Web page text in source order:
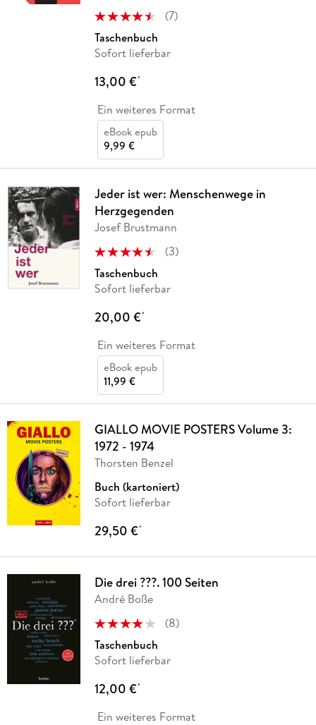
(7)
Taschenbuch
Sofort lieferbar
13,00 €*
Ein weiteres Format
eBook epub
9,99 €
Jeder ist wer: Menschenwege in
Herzgegenden
Josef Brustmann
(3)
Taschenbuch
Sofort lieferbar
20,00 €*
Ein weiteres Format
eBook epub
11,99 €
GIALLO MOVIE POSTERS Volume 3:
1972 - 1974
Thorsten Benzel
Buch (kartoniert)
Sofort lieferbar
29,50 €*
Die drei ???. 100 Seiten
André Boße
(8)
Taschenbuch
Sofort lieferbar
12,00 €*
Ein weiteres Format